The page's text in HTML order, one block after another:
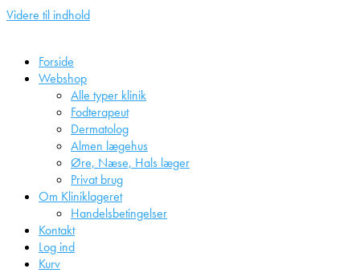
Videre til indhold
Forside
Webshop
Alle typer klinik
Fodterapeut
Dermatolog
Almen lægehus
Øre, Næse, Hals læger
Privat brug
Om Kliniklageret
Handelsbetingelser
Kontakt
Log ind
Kurv